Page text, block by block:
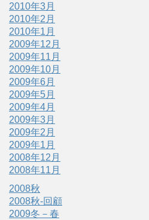
2010年3月
2010年2月
2010年1月
2009年12月
2009年11月
2009年10月
2009年6月
2009年5月
2009年4月
2009年3月
2009年2月
2009年1月
2008年12月
2008年11月
2008秋
2008秋-回顧
2009冬－春